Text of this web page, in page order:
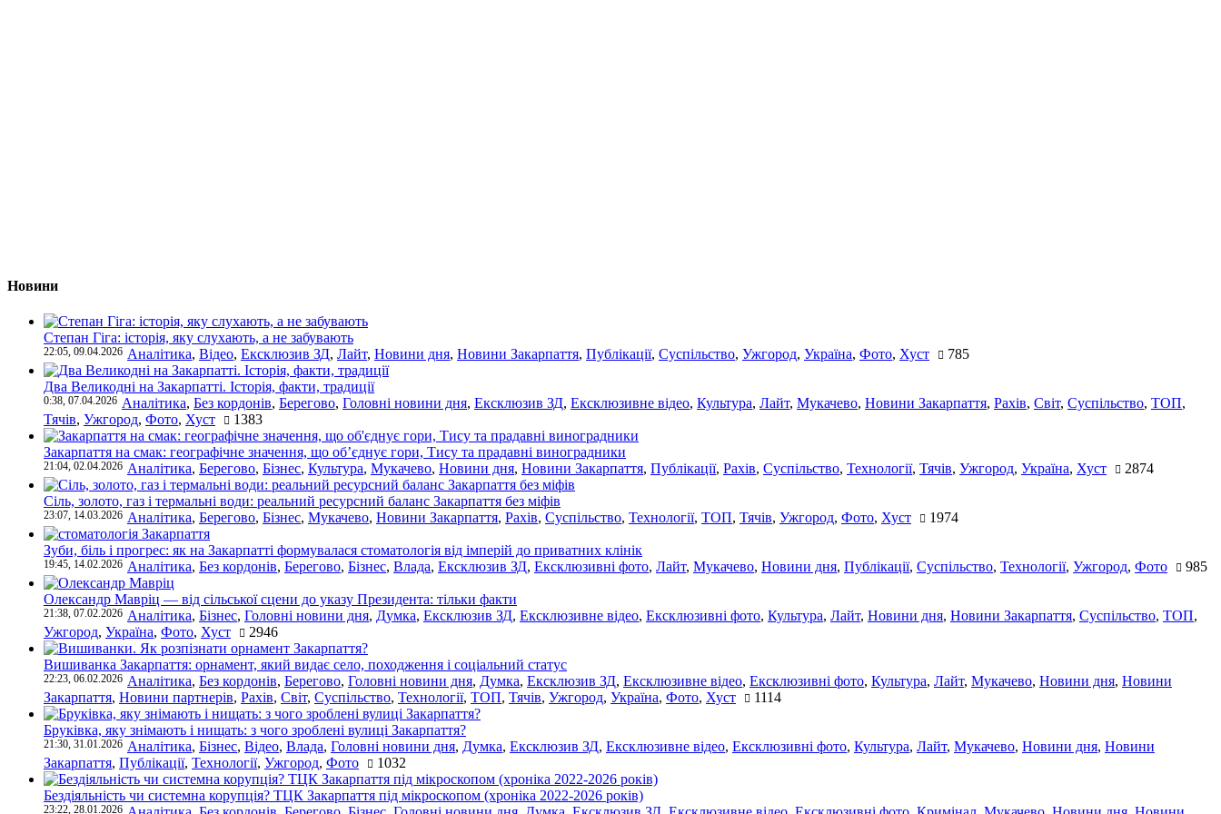
Новини
Степан Гіга: історія, яку слухають, а не забувають
22:05, 09.04.2026 Аналітика, Відео, Ексклюзив ЗД, Лайт, Новини дня, Новини Закарпаття, Публікації, Суспільство, Ужгород, Україна, Фото, Хуст 785
Два Великодні на Закарпатті. Історія, факти, традиції
0:38, 07.04.2026 Аналітика, Без кордонів, Берегово, Головні новини дня, Ексклюзив ЗД, Ексклюзивне відео, Культура, Лайт, Мукачево, Новини Закарпаття, Рахів, Світ, Суспільство, ТОП,
Тячів, Ужгород, Фото, Хуст 1383
Закарпаття на смак: географічне значення, що об’єднує гори, Тису та прадавні виноградники
21:04, 02.04.2026 Аналітика, Берегово, Бізнес, Культура, Мукачево, Новини дня, Новини Закарпаття, Публікації, Рахів, Суспільство, Технології, Тячів, Ужгород, Україна, Хуст 2874
Сіль, золото, газ і термальні води: реальний ресурсний баланс Закарпаття без міфів
23:07, 14.03.2026 Аналітика, Берегово, Бізнес, Мукачево, Новини Закарпаття, Рахів, Суспільство, Технології, ТОП, Тячів, Ужгород, Фото, Хуст 1974
Зуби, біль і прогрес: як на Закарпатті формувалася стоматологія від імперій до приватних клінік
19:45, 14.02.2026 Аналітика, Без кордонів, Берегово, Бізнес, Влада, Ексклюзив ЗД, Ексклюзивні фото, Лайт, Мукачево, Новини дня, Публікації, Суспільство, Технології, Ужгород, Фото 985
Олександр Мавріц — від сільської сцени до указу Президента: тільки факти
21:38, 07.02.2026 Аналітика, Бізнес, Головні новини дня, Думка, Ексклюзив ЗД, Ексклюзивне відео, Ексклюзивні фото, Культура, Лайт, Новини дня, Новини Закарпаття, Суспільство, ТОП,
Ужгород, Україна, Фото, Хуст 2946
Вишиванка Закарпаття: орнамент, який видає село, походження і соціальний статус
22:23, 06.02.2026 Аналітика, Без кордонів, Берегово, Головні новини дня, Думка, Ексклюзив ЗД, Ексклюзивне відео, Ексклюзивні фото, Культура, Лайт, Мукачево, Новини дня, Новини
Закарпаття, Новини партнерів, Рахів, Світ, Суспільство, Технології, ТОП, Тячів, Ужгород, Україна, Фото, Хуст 1114
Бруківка, яку знімають і нищать: з чого зроблені вулиці Закарпаття?
21:30, 31.01.2026 Аналітика, Бізнес, Відео, Влада, Головні новини дня, Думка, Ексклюзив ЗД, Ексклюзивне відео, Ексклюзивні фото, Культура, Лайт, Мукачево, Новини дня, Новини
Закарпаття, Публікації, Технології, Ужгород, Фото 1032
Бездіяльність чи системна корупція? ТЦК Закарпаття під мікроскопом (хроніка 2022-2026 років)
23:22, 28.01.2026